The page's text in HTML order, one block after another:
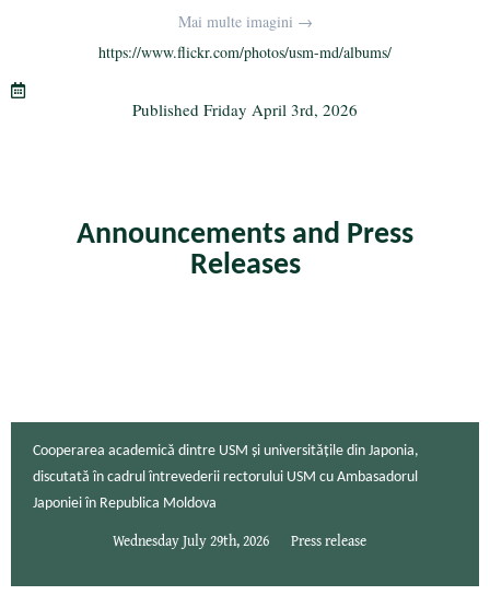
r a
m
ailre
Mai multe imagini →
https://www.flickr.com/photos/usm-md/albums/
Published Friday April 3rd, 2026
Announcements and Press
Releases
Cooperarea academică dintre USM și universitățile din Japonia,
discutată în cadrul întrevederii rectorului USM cu Ambasadorul
Japoniei în Republica Moldova
Wednesday July 29th, 2026 Press release